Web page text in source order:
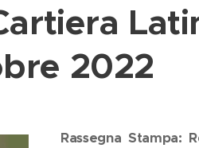
2022
Rassegna Stampa: